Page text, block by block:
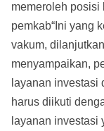
memeroleh posisi
pemkab“Ini yang
vakum,
menyampaikan,
layanan investasi
harus diikuti
layanan investasi